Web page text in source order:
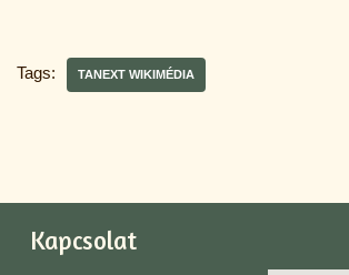
Tags: TANEXT WIKIMÉDIA
Kapcsolat